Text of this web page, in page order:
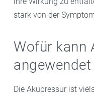
stark von der
Wofür kann
Die Akupressur ist